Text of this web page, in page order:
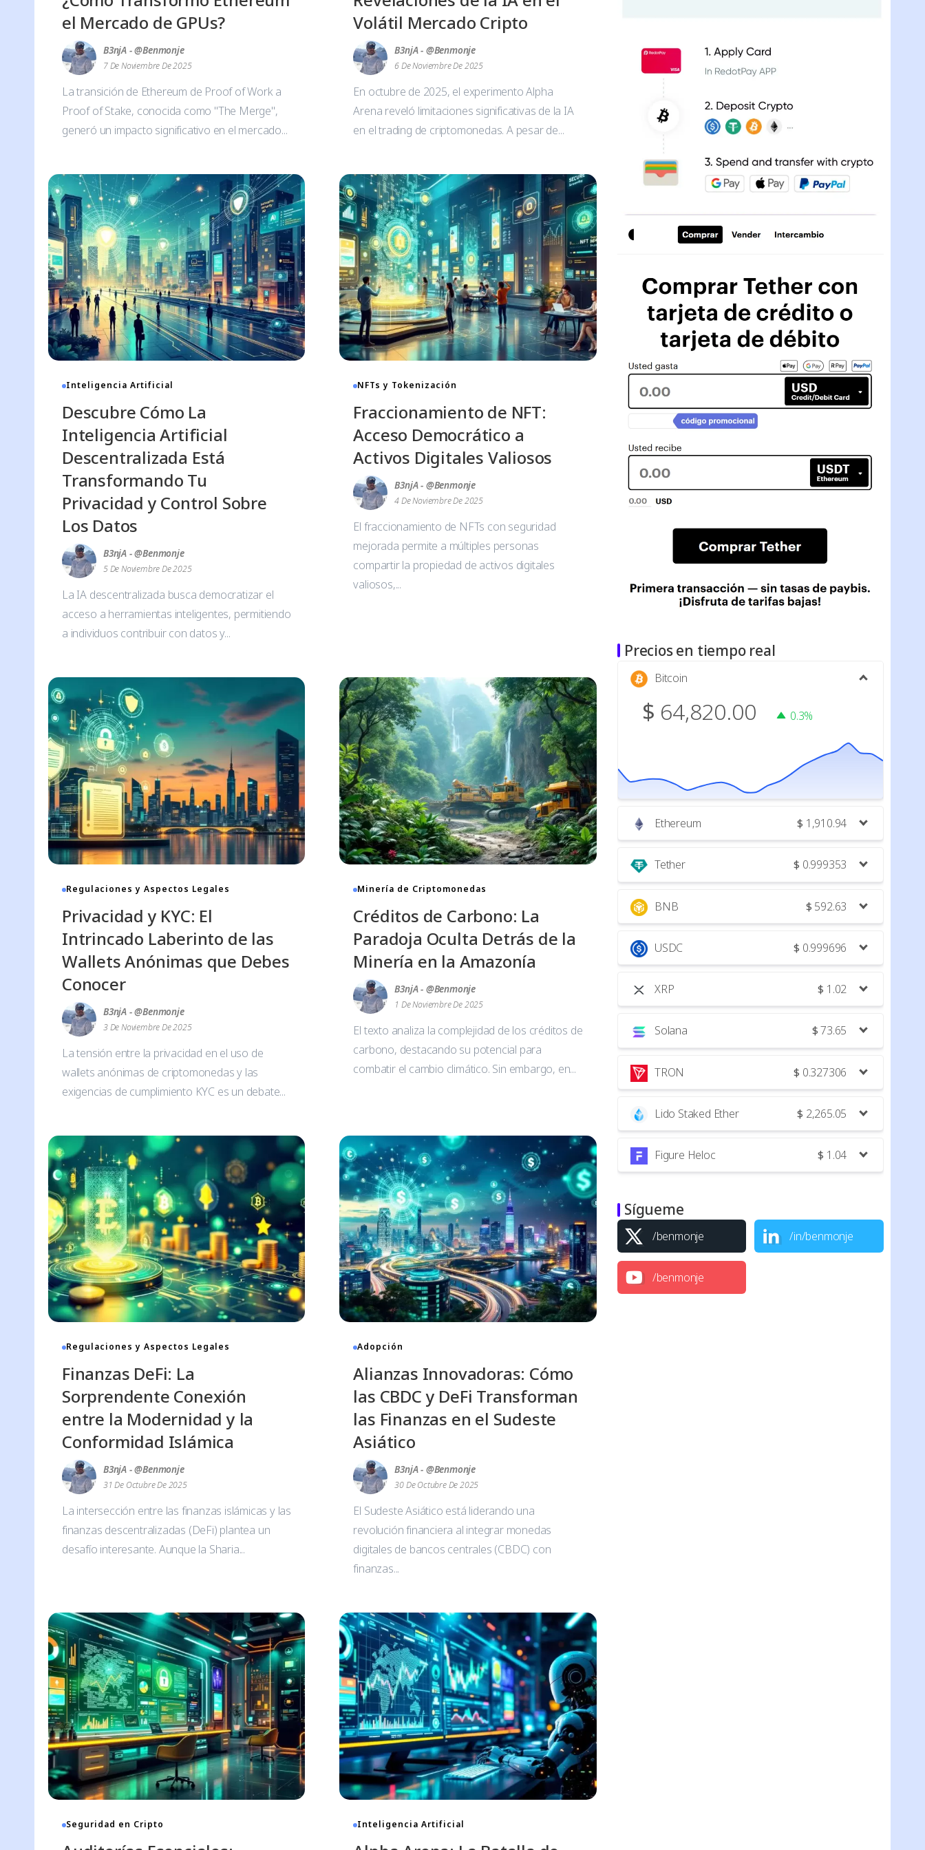
el Mercado de GPUs?
B3njA - @benmonje
7 De Noviembre De 2025
La transición de Ethereum de Proof of Work a
Proof of Stake, conocida como "The Merge",
generó un impacto significativo en el mercado...
Volátil Mercado Cripto
B3njA - @benmonje
6 De Noviembre De 2025
En octubre de 2025, el experimento Alpha
Arena reveló limitaciones significativas de la IA
en el trading de criptomonedas. A pesar de...
Inteligencia Artificial
Descubre Cómo La
Inteligencia Artificial
Descentralizada Está
Transformando Tu
Privacidad y Control Sobre
Los Datos
B3njA - @benmonje
5 De Noviembre De 2025
La IA descentralizada busca democratizar el
acceso a herramientas inteligentes, permitiendo
a individuos contribuir con datos y...
NFTs y Tokenización
Fraccionamiento de NFT:
Acceso Democrático a
Activos Digitales Valiosos
B3njA - @benmonje
4 De Noviembre De 2025
El fraccionamiento de NFTs con seguridad
mejorada permite a múltiples personas
compartir la propiedad de activos digitales
valiosos,...
Regulaciones y Aspectos Legales
Privacidad y KYC: El
Intrincado Laberinto de las
Wallets Anónimas que Debes
Conocer
B3njA - @benmonje
3 De Noviembre De 2025
La tensión entre la privacidad en el uso de
wallets anónimas de criptomonedas y las
exigencias de cumplimiento KYC es un debate...
Minería de Criptomonedas
Créditos de Carbono: La
Paradoja Oculta Detrás de la
Minería en la Amazonía
B3njA - @benmonje
1 De Noviembre De 2025
El texto analiza la complejidad de los créditos de
carbono, destacando su potencial para
combatir el cambio climático. Sin embargo, en...
Regulaciones y Aspectos Legales
Finanzas DeFi: La
Sorprendente Conexión
entre la Modernidad y la
Conformidad Islámica
B3njA - @benmonje
31 De Octubre De 2025
La intersección entre las finanzas islámicas y las
finanzas descentralizadas (DeFi) plantea un
desafío interesante. Aunque la Sharia...
Adopción
Alianzas Innovadoras: Cómo
las CBDC y DeFi Transforman
las Finanzas en el Sudeste
Asiático
B3njA - @benmonje
30 De Octubre De 2025
El Sudeste Asiático está liderando una
revolución financiera al integrar monedas
digitales de bancos centrales (CBDC) con
finanzas...
Seguridad en Cripto Inteligencia Artificial
Precios en tiempo real
Bitcoin
$ 64,820.00 0.3%
Ethereum $ 1,910.94
Tether $ 0.999353
BNB $ 592.63
USDC $ 0.999696
XRP $ 1.02
Solana $73.65
TRON $ 0.327306
Lido Staked Ether $ 2,265.05
Figure Heloc $ 1.04
Sígueme
/benmonje /in/benmonje
/benmonje